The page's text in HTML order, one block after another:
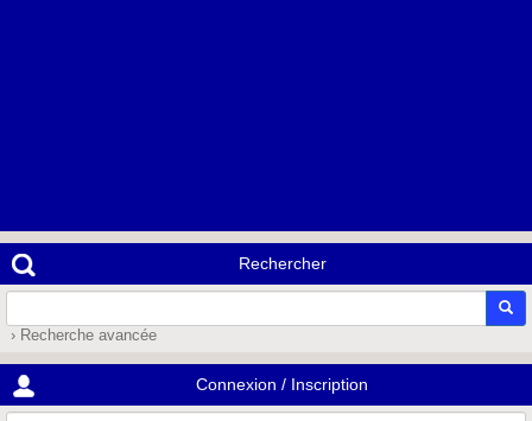
Rechercher
› Recherche avancée
Connexion / Inscription